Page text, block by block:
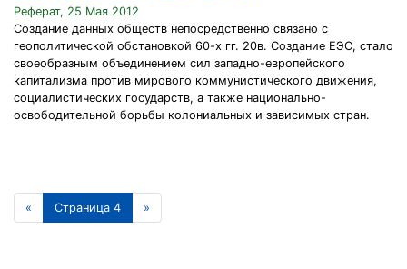
Реферат, 25 Мая 2012
Создание данных обществ непосредственно связано с
геополитической обстановкой 60-х гг. 20в. Создание ЕЭС, стало
своеобразным объединением сил западно-европейского
капитализма против мирового коммунистического движения,
социалистических государств, а также национально-
освободительной борьбы колониальных и зависимых стран.
« Страница 4 »